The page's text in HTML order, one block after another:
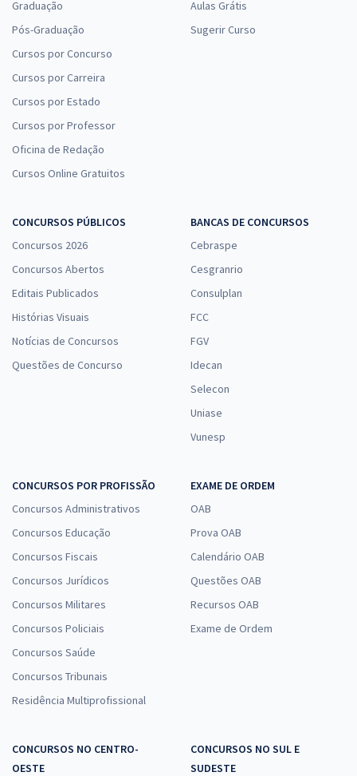
Graduação
Pós-Graduação
Cursos por Concurso
Cursos por Carreira
Cursos por Estado
Cursos por Professor
Oficina de Redação
Cursos Online Gratuitos
Aulas Grátis
Sugerir Curso
CONCURSOS PÚBLICOS
Concursos 2026
Concursos Abertos
Editais Publicados
Histórias Visuais
Notícias de Concursos
Questões de Concurso
BANCAS DE CONCURSOS
Cebraspe
Cesgranrio
Consulplan
FCC
FGV
Idecan
Selecon
Uniase
Vunesp
CONCURSOS POR PROFISSÃO
Concursos Administrativos
Concursos Educação
Concursos Fiscais
Concursos Jurídicos
Concursos Militares
Concursos Policiais
Concursos Saúde
Concursos Tribunais
Residência Multiprofissional
EXAME DE ORDEM
OAB
Prova OAB
Calendário OAB
Questões OAB
Recursos OAB
Exame de Ordem
CONCURSOS NO CENTRO-
OESTE
CONCURSOS NO SUL E
SUDESTE